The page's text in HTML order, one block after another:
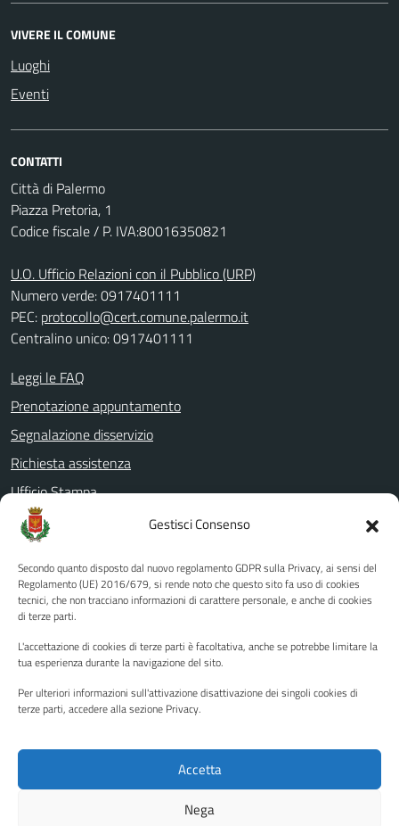
Gestisci Consenso
Secondo quanto disposto dal nuovo regolamento GDPR sulla Privacy, ai sensi del
Regolamento (UE) 2016/679, si rende noto che questo sito fa uso di cookies
tecnici, che non tracciano informazioni di carattere personale, e anche di cookies
di terze parti.
L'accettazione di cookies di terze parti è facoltativa, anche se potrebbe limitare la
tua esperienza durante la navigazione del sito.
Per ulteriori informazioni sull'attivazione disattivazione dei singoli cookies di
terze parti, accedere alla sezione Privacy.
Accetta
Nega
VIVERE IL COMUNE
Luoghi
Eventi
CONTATTI
Città di Palermo
Piazza Pretoria, 1
Codice fiscale / P. IVA:80016350821
U.O. Ufficio Relazioni con il Pubblico (URP)
Numero verde: 0917401111
PEC: protocollo@cert.comune.palermo.it
Centralino unico: 0917401111
Leggi le FAQ
Prenotazione appuntamento
Segnalazione disservizio
Richiesta assistenza
Ufficio Stampa
Amministrazione Trasparente
Albo pretorio
Informativa privacy
Note legali
Piano di miglioramento del sito
Instagram